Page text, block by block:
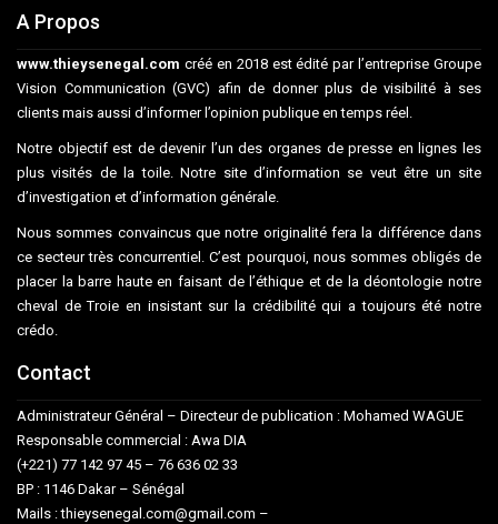
A Propos
www.thieysenegal.com créé en 2018 est édité par l’entreprise Groupe
Vision Communication (GVC) afin de donner plus de visibilité à ses
clients mais aussi d’informer l’opinion publique en temps réel.
Notre objectif est de devenir l’un des organes de presse en lignes les
plus visités de la toile. Notre site d’information se veut être un site
d’investigation et d’information générale.
Nous sommes convaincus que notre originalité fera la différence dans
ce secteur très concurrentiel. C’est pourquoi, nous sommes obligés de
placer la barre haute en faisant de l’éthique et de la déontologie notre
cheval de Troie en insistant sur la crédibilité qui a toujours été notre
crédo.
Contact
Administrateur Général – Directeur de publication : Mohamed WAGUE
Responsable commercial : Awa DIA
(+221) 77 142 97 45 – 76 636 02 33
BP : 1146 Dakar – Sénégal
Mails : thieysenegal.com@gmail.com –